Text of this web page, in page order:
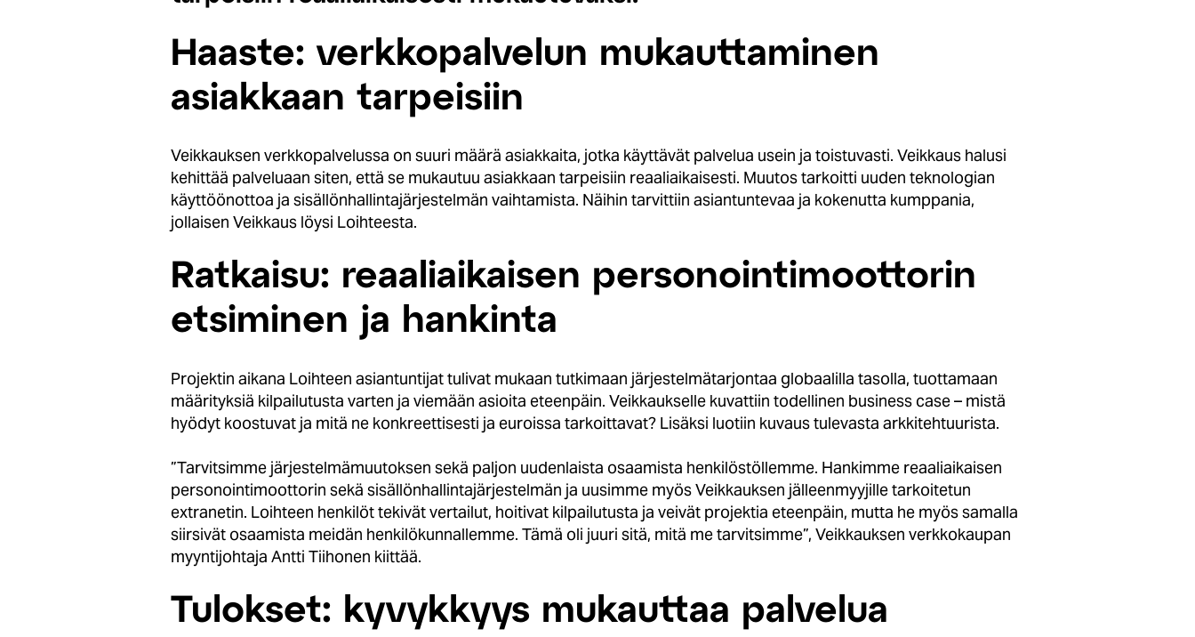
Haaste: verkkopalvelun mukauttaminen
asiakkaan tarpeisiin
Veikkauksen verkkopalvelussa on suuri määrä asiakkaita, jotka käyttävät palvelua usein ja toistuvasti. Veikkaus halusi
kehittää palveluaan siten, että se mukautuu asiakkaan tarpeisiin reaaliaikaisesti. Muutos tarkoitti uuden teknologian
käyttöönottoa ja sisällönhallintajärjestelmän vaihtamista. Näihin tarvittiin asiantuntevaa ja kokenutta kumppania,
jollaisen Veikkaus löysi Loihteesta.
Ratkaisu: reaaliaikaisen personointimoottorin
etsiminen ja hankinta
Projektin aikana Loihteen asiantuntijat tulivat mukaan tutkimaan järjestelmätarjontaa globaalilla tasolla, tuottamaan
määrityksiä kilpailutusta varten ja viemään asioita eteenpäin. Veikkaukselle kuvattiin todellinen business case – mistä
hyödyt koostuvat ja mitä ne konkreettisesti ja euroissa tarkoittavat? Lisäksi luotiin kuvaus tulevasta arkkitehtuurista.
”Tarvitsimme järjestelmämuutoksen sekä paljon uudenlaista osaamista henkilöstöllemme. Hankimme reaaliaikaisen
personointimoottorin sekä sisällönhallintajärjestelmän ja uusimme myös Veikkauksen jälleenmyyjille tarkoitetun
extranetin. Loihteen henkilöt tekivät vertailut, hoitivat kilpailutusta ja veivät projektia eteenpäin, mutta he myös samalla
siirsivät osaamista meidän henkilökunnallemme. Tämä oli juuri sitä, mitä me tarvitsimme”, Veikkauksen verkkokaupan
myyntijohtaja Antti Tiihonen kiittää.
Tulokset: kyvykkyys mukauttaa palvelua